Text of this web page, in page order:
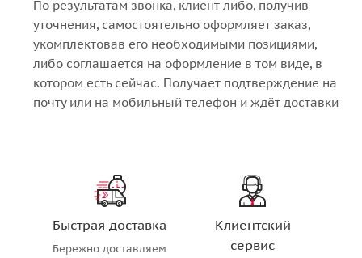
По результатам звонка, клиент либо, получив
уточнения, самостоятельно оформляет заказ,
укомплектовав его необходимыми позициями,
либо соглашается на оформление в том виде, в
котором есть сейчас. Получает подтверждение на
почту или на мобильный телефон и ждёт доставки
Быстрая доставка
Бережно доставляем
Клиентский
сервис